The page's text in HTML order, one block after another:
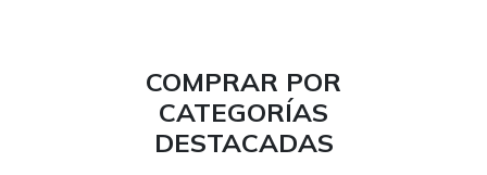
COMPRAR POR
CATEGORÍAS
DESTACADAS